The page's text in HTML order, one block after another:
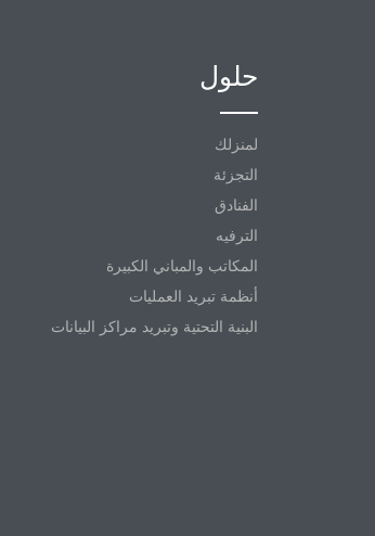
حلول
لمنزلك
التجزئة
الفنادق
الترفيه
المكاتب والمباني الكبيرة
أنظمة تبريد العمليات
البنية التحتية وتبريد مراكز البيانات